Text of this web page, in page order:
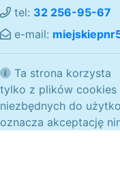
tel: 32 256-95-67
e-mail:
Ta strona korzysta
tylko z plików cookies
niezbędnych do
oznacza akceptację